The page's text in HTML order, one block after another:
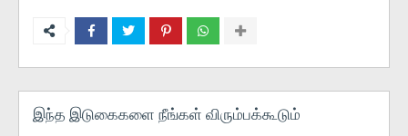
இந்த இடுகைகளை நீங்கள் விரும்பக்கூடும்